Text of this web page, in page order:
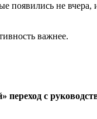
появились не
важнее.
с